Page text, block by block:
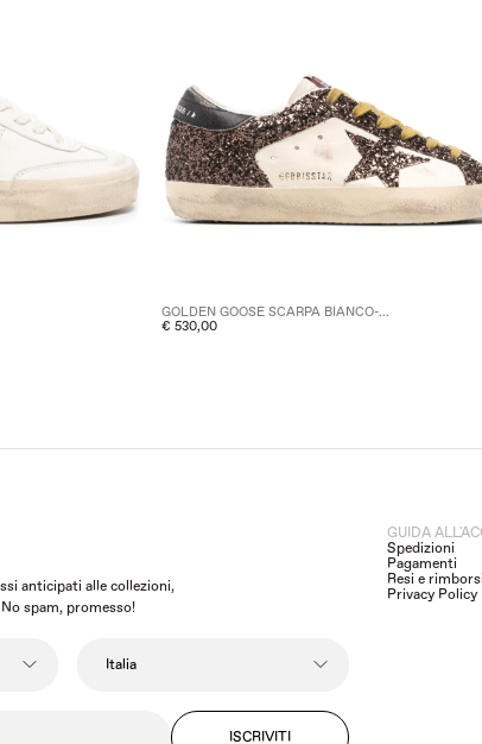
GOLDEN GOOSE SCARPA BIANCO-...
€ 530,00
anticipati alle collezioni,
spam, promesso!
ISCRIVITI
GUIDA
Spedizioni
Pagamenti
Resi e rimborsi
Privacy Policy